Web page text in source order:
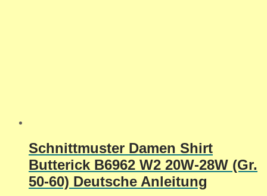
Schnittmuster Damen Shirt
Butterick B6962 W2 20W-28W (Gr.
50-60) Deutsche Anleitung